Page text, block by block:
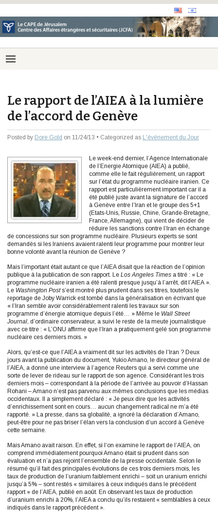
Le rapport de l’AIEA à la lumière
de l’accord de Genève
Posted by Dore Gold on 11/24/13 • Categorized as L'événement du Jour
Le week-end dernier, l’Agence Internationale
de l’Energie Atomique (AIEA) a publié,
comme elle le fait régulièrement, un rapport
sur l’état du programme nucléaire iranien. Ce
rapport est particulièrement important car il a
été publié juste avant la signature de l’accord
à Genève entre l’Iran et le groupe des 5+1
(Etats-Unis, Russie, Chine, Grande-Bretagne,
France, Allemagne), qui vient de décider de
réduire les sanctions contre l’Iran en échange
de concessions sur son programme nucléaire. Plusieurs experts se sont
demandés si les Iraniens avaient ralenti leur programme pour montrer leur
bonne volonté avant la réunion de Genève ?
Mais l’important était autant ce que l’AIEA disait que la réaction de l’opinion
publique à la publication de son rapport. Le Los Angeles Times a titré : « Le
programme nucléaire iranien a été ralenti presque jusqu’à l’arrêt, dit l’AIEA ».
Le Washington Posts’est montré plus prudent dans ses titres, toutefois le
reportage de Joby Warrick est tombé dans la généralisation en écrivant que
« l’Iran semble avoir considérablement ralenti les travaux sur son
programme d’énergie atomique depuis l’été… » Même le Wall Street
Journal, d’ordinaire conservateur, a suivi le reste de la meute journalistique
avec ce titre : « L’ONU affirme que l’Iran a pratiquement gelé son programme
nucléaire ces derniers mois. »
Alors, qu’est-ce que l’AIEA a vraiment dit sur les activités de l’Iran ? Deux
jours avant la publication du document, Yukio Amano, le directeur général de
l’AIEA, a donné une interview à l’agence Reuters qui a servi comme une
sorte de lever de rideau sur le rapport de son agence. Considérant les trois
derniers mois – correspondant à la période de l’arrivée au pouvoir d’Hassan
Rohani – Amano n’est pas parvenu aux mêmes conclusions que les médias
occidentaux. Il a simplement déclaré : « Je peux dire que les activités
d’enrichissement sont en cours… aucun changement radical ne m’a été
rapporté. » La presse, dans sa globalité, a ignoré la déclaration d’Amano,
peut-être pour ne pas briser l’élan vers la conclusion d’un accord à Genève
cette semaine.
Mais Amano avait raison. En effet, si l’on examine le rapport de l’AIEA, on
comprend immédiatement pourquoi Amano était si prudent dans son
évaluation et n’a pas rejoint l’ensemble de la presse occidentale. Selon le
résumé qu’il fait des principales évolutions de ces trois derniers mois, les
taux de production de l’uranium faiblement enrichi – soit un uranium enrichi
jusqu’à 5% – sont restés « similaires à ceux indiqués dans le précédent
rapport » de l’AIEA, publié en août. En observant les taux de production
d’uranium enrichi à 20%, l’AIEA a conclu qu’ils restaient « semblables à ceux
indiqués dans le rapport précédent ».